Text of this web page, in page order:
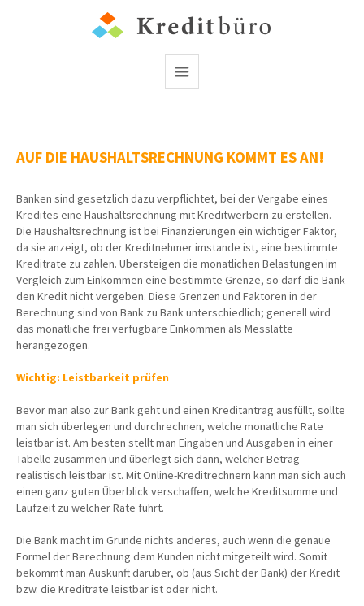
AUF DIE HAUSHALTSRECHNUNG KOMMT ES AN!
Banken sind gesetzlich dazu verpflichtet, bei der Vergabe eines
Kredites eine Haushaltsrechnung mit Kreditwerbern zu erstellen.
Die Haushaltsrechnung ist bei Finanzierungen ein wichtiger Faktor,
da sie anzeigt, ob der Kreditnehmer imstande ist, eine bestimmte
Kreditrate zu zahlen. Übersteigen die monatlichen Belastungen im
Vergleich zum Einkommen eine bestimmte Grenze, so darf die Bank
den Kredit nicht vergeben. Diese Grenzen und Faktoren in der
Berechnung sind von Bank zu Bank unterschiedlich; generell wird
das monatliche frei verfügbare Einkommen als Messlatte
herangezogen.
Wichtig: Leistbarkeit prüfen
Bevor man also zur Bank geht und einen Kreditantrag ausfüllt, sollte
man sich überlegen und durchrechnen, welche monatliche Rate
leistbar ist. Am besten stellt man Eingaben und Ausgaben in einer
Tabelle zusammen und überlegt sich dann, welcher Betrag
realistisch leistbar ist. Mit Online-Kreditrechnern kann man sich auch
einen ganz guten Überblick verschaffen, welche Kreditsumme und
Laufzeit zu welcher Rate führt.
Die Bank macht im Grunde nichts anderes, auch wenn die genaue
Formel der Berechnung dem Kunden nicht mitgeteilt wird. Somit
bekommt man Auskunft darüber, ob (aus Sicht der Bank) der Kredit
bzw. die Kreditrate leistbar ist oder nicht.